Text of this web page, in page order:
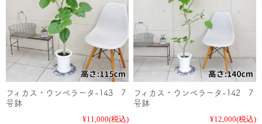
フィカス・ウンベラータ-143 7
号鉢
¥11,000(税込)
フィカス・ウンベラータ-142 7
号鉢
¥12,000(税込)